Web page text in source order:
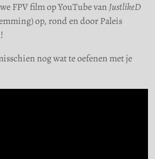
FPV film op YouTube vanJustlikeD
op, rond en door Paleis
nog wat te oefenen met je